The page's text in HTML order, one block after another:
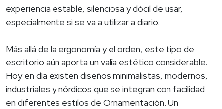
experiencia estable, silenciosa y dócil de usar,
especialmente si se va a utilizar a diario.
Más allá de la ergonomía y el orden, este tipo de
escritorio aún aporta un valía estético considerable.
Hoy en día existen diseños minimalistas, modernos,
industriales y nórdicos que se integran con facilidad
en diferentes estilos de Ornamentación. Un